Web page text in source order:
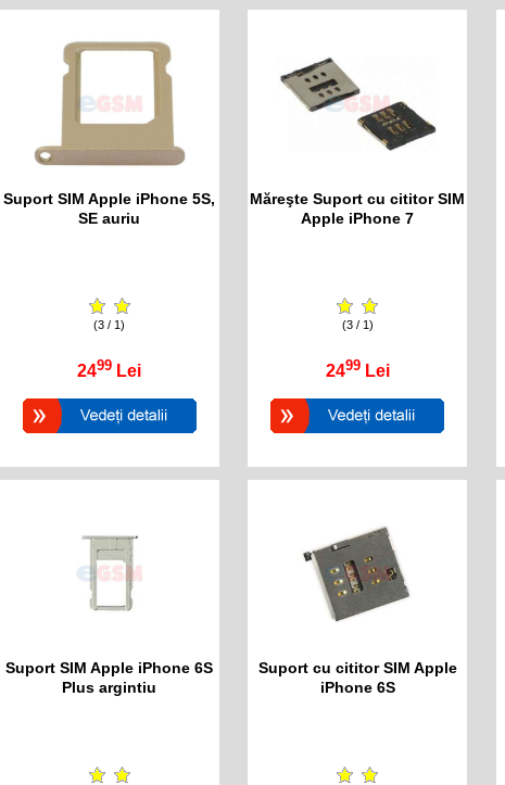
Suport SIM Apple iPhone 5S,
SE auriu
(3 / 1)
2499 Lei
Măreşte Suport cu cititor SIM
Apple iPhone 7
(3 / 1)
2499 Lei
Suport SIM Apple iPhone 6S
Plus argintiu
Suport cu cititor SIM Apple
iPhone 6S